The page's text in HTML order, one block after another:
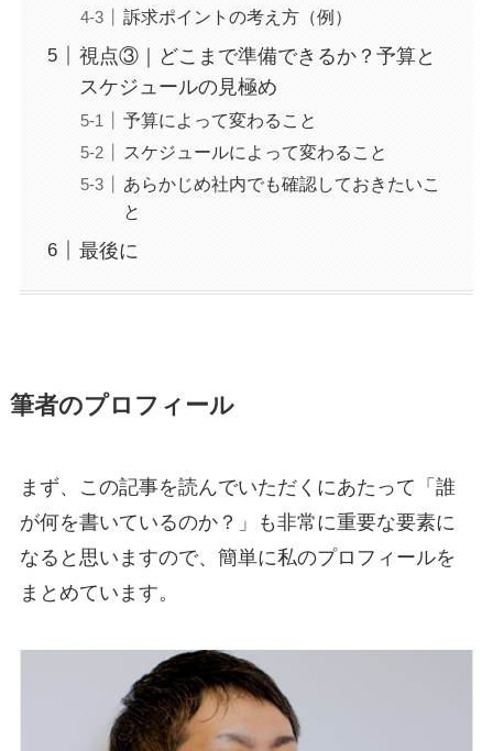
訴求ポイントの考え方（例）
視点③｜どこまで準備できるか？予算と
スケジュールの見極め
予算によって変わること
スケジュールによって変わること
あらかじめ社内でも確認しておきたいこ
と
最後に
筆者のプロフィール
まず、この記事を読んでいただくにあたって「誰
が何を書いているのか？」も非常に重要な要素に
なると思いますので、簡単に私のプロフィールを
まとめています。